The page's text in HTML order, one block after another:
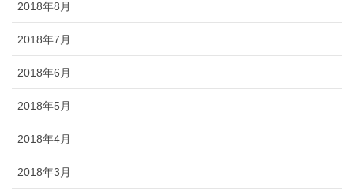
2018年8月
2018年7月
2018年6月
2018年5月
2018年4月
2018年3月